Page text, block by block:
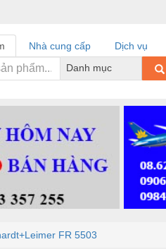
Nhà cung cấp
Dịch vụ
Danh mục
FR 5503